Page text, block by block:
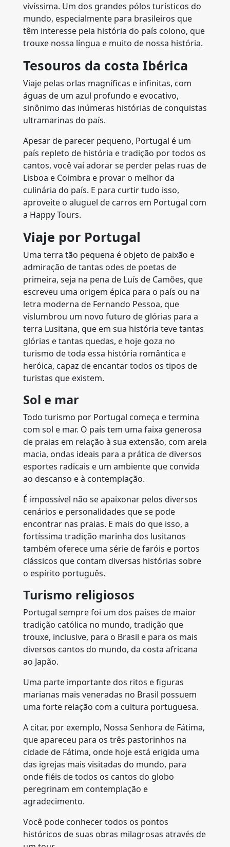
vivíssima. Um dos grandes pólos turísticos do
mundo, especialmente para brasileiros que
têm interesse pela história do país colono, que
trouxe nossa língua e muito de nossa história.
Tesouros da costa Ibérica
Viaje pelas orlas magníficas e infinitas, com
águas de um azul profundo e evocativo,
sinônimo das inúmeras histórias de conquistas
ultramarinas do país.
Apesar de parecer pequeno, Portugal é um
país repleto de história e tradição por todos os
cantos, você vai adorar se perder pelas ruas de
Lisboa e Coimbra e provar o melhor da
culinária do país. E para curtir tudo isso,
aproveite o aluguel de carros em Portugal com
a Happy Tours.
Viaje por Portugal
Uma terra tão pequena é objeto de paixão e
admiração de tantas odes de poetas de
primeira, seja na pena de Luís de Camões, que
escreveu uma origem épica para o país ou na
letra moderna de Fernando Pessoa, que
vislumbrou um novo futuro de glórias para a
terra Lusitana, que em sua história teve tantas
glórias e tantas quedas, e hoje goza no
turismo de toda essa história romântica e
heróica, capaz de encantar todos os tipos de
turistas que existem.
Sol e mar
Todo turismo por Portugal começa e termina
com sol e mar. O país tem uma faixa generosa
de praias em relação à sua extensão, com areia
macia, ondas ideais para a prática de diversos
esportes radicais e um ambiente que convida
ao descanso e à contemplação.
É impossível não se apaixonar pelos diversos
cenários e personalidades que se pode
encontrar nas praias. E mais do que isso, a
fortíssima tradição marinha dos lusitanos
também oferece uma série de faróis e portos
clássicos que contam diversas histórias sobre
o espírito português.
Turismo religiosos
Portugal sempre foi um dos países de maior
tradição católica no mundo, tradição que
trouxe, inclusive, para o Brasil e para os mais
diversos cantos do mundo, da costa africana
ao Japão.
Uma parte importante dos ritos e figuras
marianas mais veneradas no Brasil possuem
uma forte relação com a cultura portuguesa.
A citar, por exemplo, Nossa Senhora de Fátima,
que apareceu para os três pastorinhos na
cidade de Fátima, onde hoje está erigida uma
das igrejas mais visitadas do mundo, para
onde fiéis de todos os cantos do globo
peregrinam em contemplação e
agradecimento.
Você pode conhecer todos os pontos
históricos de suas obras milagrosas através de